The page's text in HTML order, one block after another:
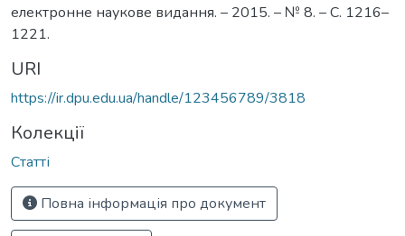
електронне наукове видання. – 2015. – № 8. – С. 1216–
1221.
URI
https://ir.dpu.edu.ua/handle/123456789/3818
Колекції
Статті
Повна інформація про документ